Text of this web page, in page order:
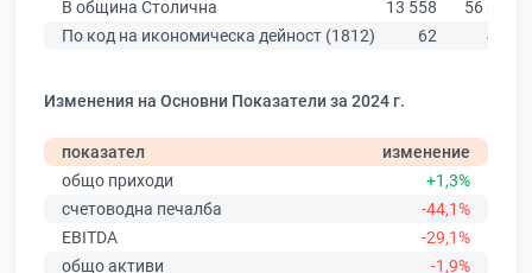
В община Столична
13 558
56 378
По код на икономическа дейност (1812)
62 430
Изменения на Основни Показатели за 2024 г.
показател
изменение
общо приходи
+1,3%
счетоводна печалба
-44,1%
EBITDA
-29,1%
общо активи
-1,9%